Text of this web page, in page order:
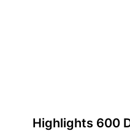
Highlights 600